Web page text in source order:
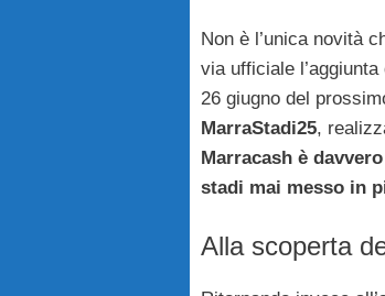
Non è l’unica novità
via ufficiale
26 giugno del
MarraStadi25,
Marracash è
stadi mai messo in
Alla scoperta